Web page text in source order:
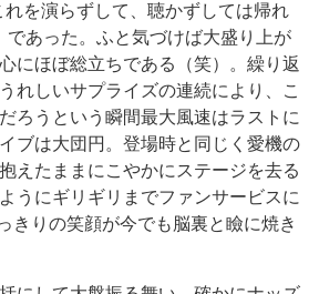
を演らずして、聴かずしては帰れ
であった。ふと気づけば大盛り上が
にほぼ総立ちである（笑）。繰り返
れしいサプライズの連続により、こ
ろうという瞬間最大風速はラストに
ブは大団円。登場時と同じく愛機の
えたままにこやかにステージを去る
うにギリギリまでファンサービスに
きりの笑顔が今でも脳裏と瞼に焼き